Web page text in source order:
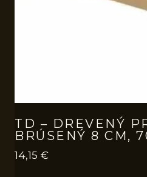
TD – DREVENÝ
BRÚSENÝ 8 CM,
14,15 €